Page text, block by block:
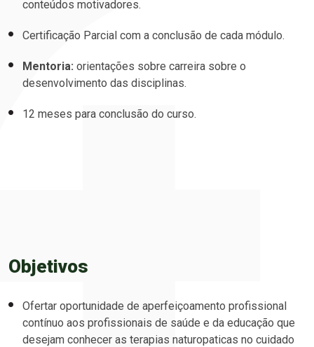
conteúdos motivadores.
Certificação Parcial com a conclusão de cada módulo.
Mentoria: orientações sobre carreira sobre o
desenvolvimento das disciplinas.
12 meses para conclusão do curso.
Objetivos
Ofertar oportunidade de aperfeiçoamento profissional
contínuo aos profissionais de saúde e da educação que
desejam conhecer as terapias naturopaticas no cuidado